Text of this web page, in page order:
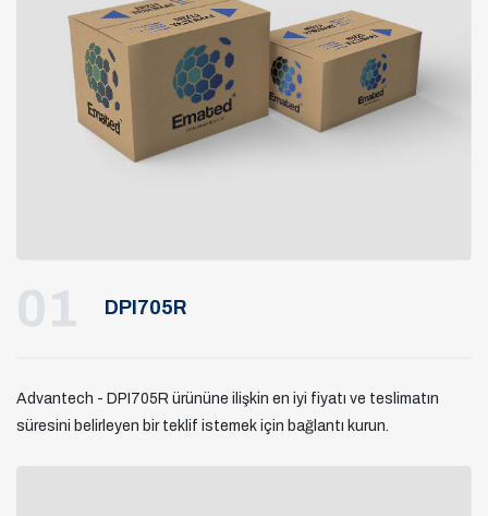
01 DPI705R
Advantech - DPI705R ürününe ilişkin en iyi fiyatı ve teslimatın
süresini belirleyen bir teklif istemek için bağlantı kurun.